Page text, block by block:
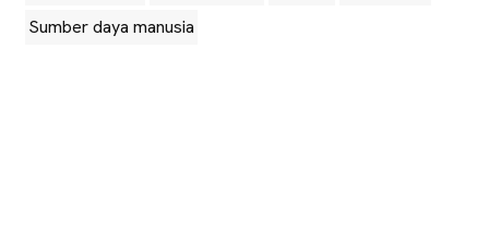
Sumber daya manusia